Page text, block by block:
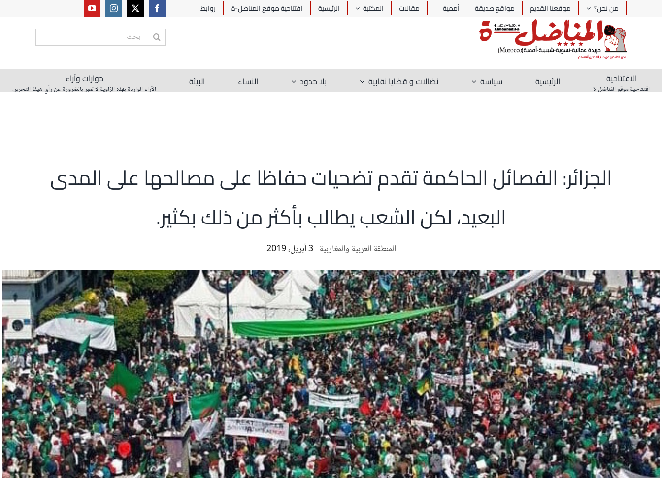
من نحن؟ موقعنا القديم مواقع صديقة أممية مقالات المكتبة الرئيسية افتتاحية موقع المناضل-ة روابط
البحث
الافتتاحية
افتتاحية موقع المُناضل-ة
الرئيسية سياسة نضالات و قضايا نقابية بلا حدود النساء البيئة حوارات وآراء
الآراء الواردة بهذه الزاوية لا تعبر بالضرورة عن رأي هيئة التحرير.
الجزائر: الفصائل الحاكمة تقدم تضحيات حفاظا على مصالحها على المدى
البعيد، لكن الشعب يطالب بأكثر من ذلك بكثير.
المنطقة العربية والمغاربية 3 أبريل، 2019